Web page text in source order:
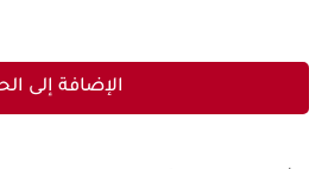
الإضافة إلى